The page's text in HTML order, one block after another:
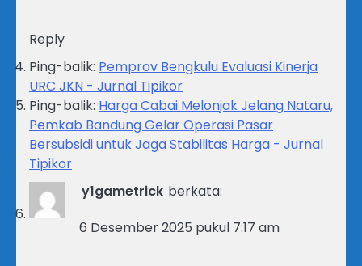
Reply
Ping-balik: Pemprov Bengkulu Evaluasi Kinerja
URC JKN - Jurnal Tipikor
Ping-balik: Harga Cabai Melonjak Jelang Nataru,
Pemkab Bandung Gelar Operasi Pasar
Bersubsidi untuk Jaga Stabilitas Harga - Jurnal
Tipikor
y1gametrick berkata:
6 Desember 2025 pukul 7:17 am